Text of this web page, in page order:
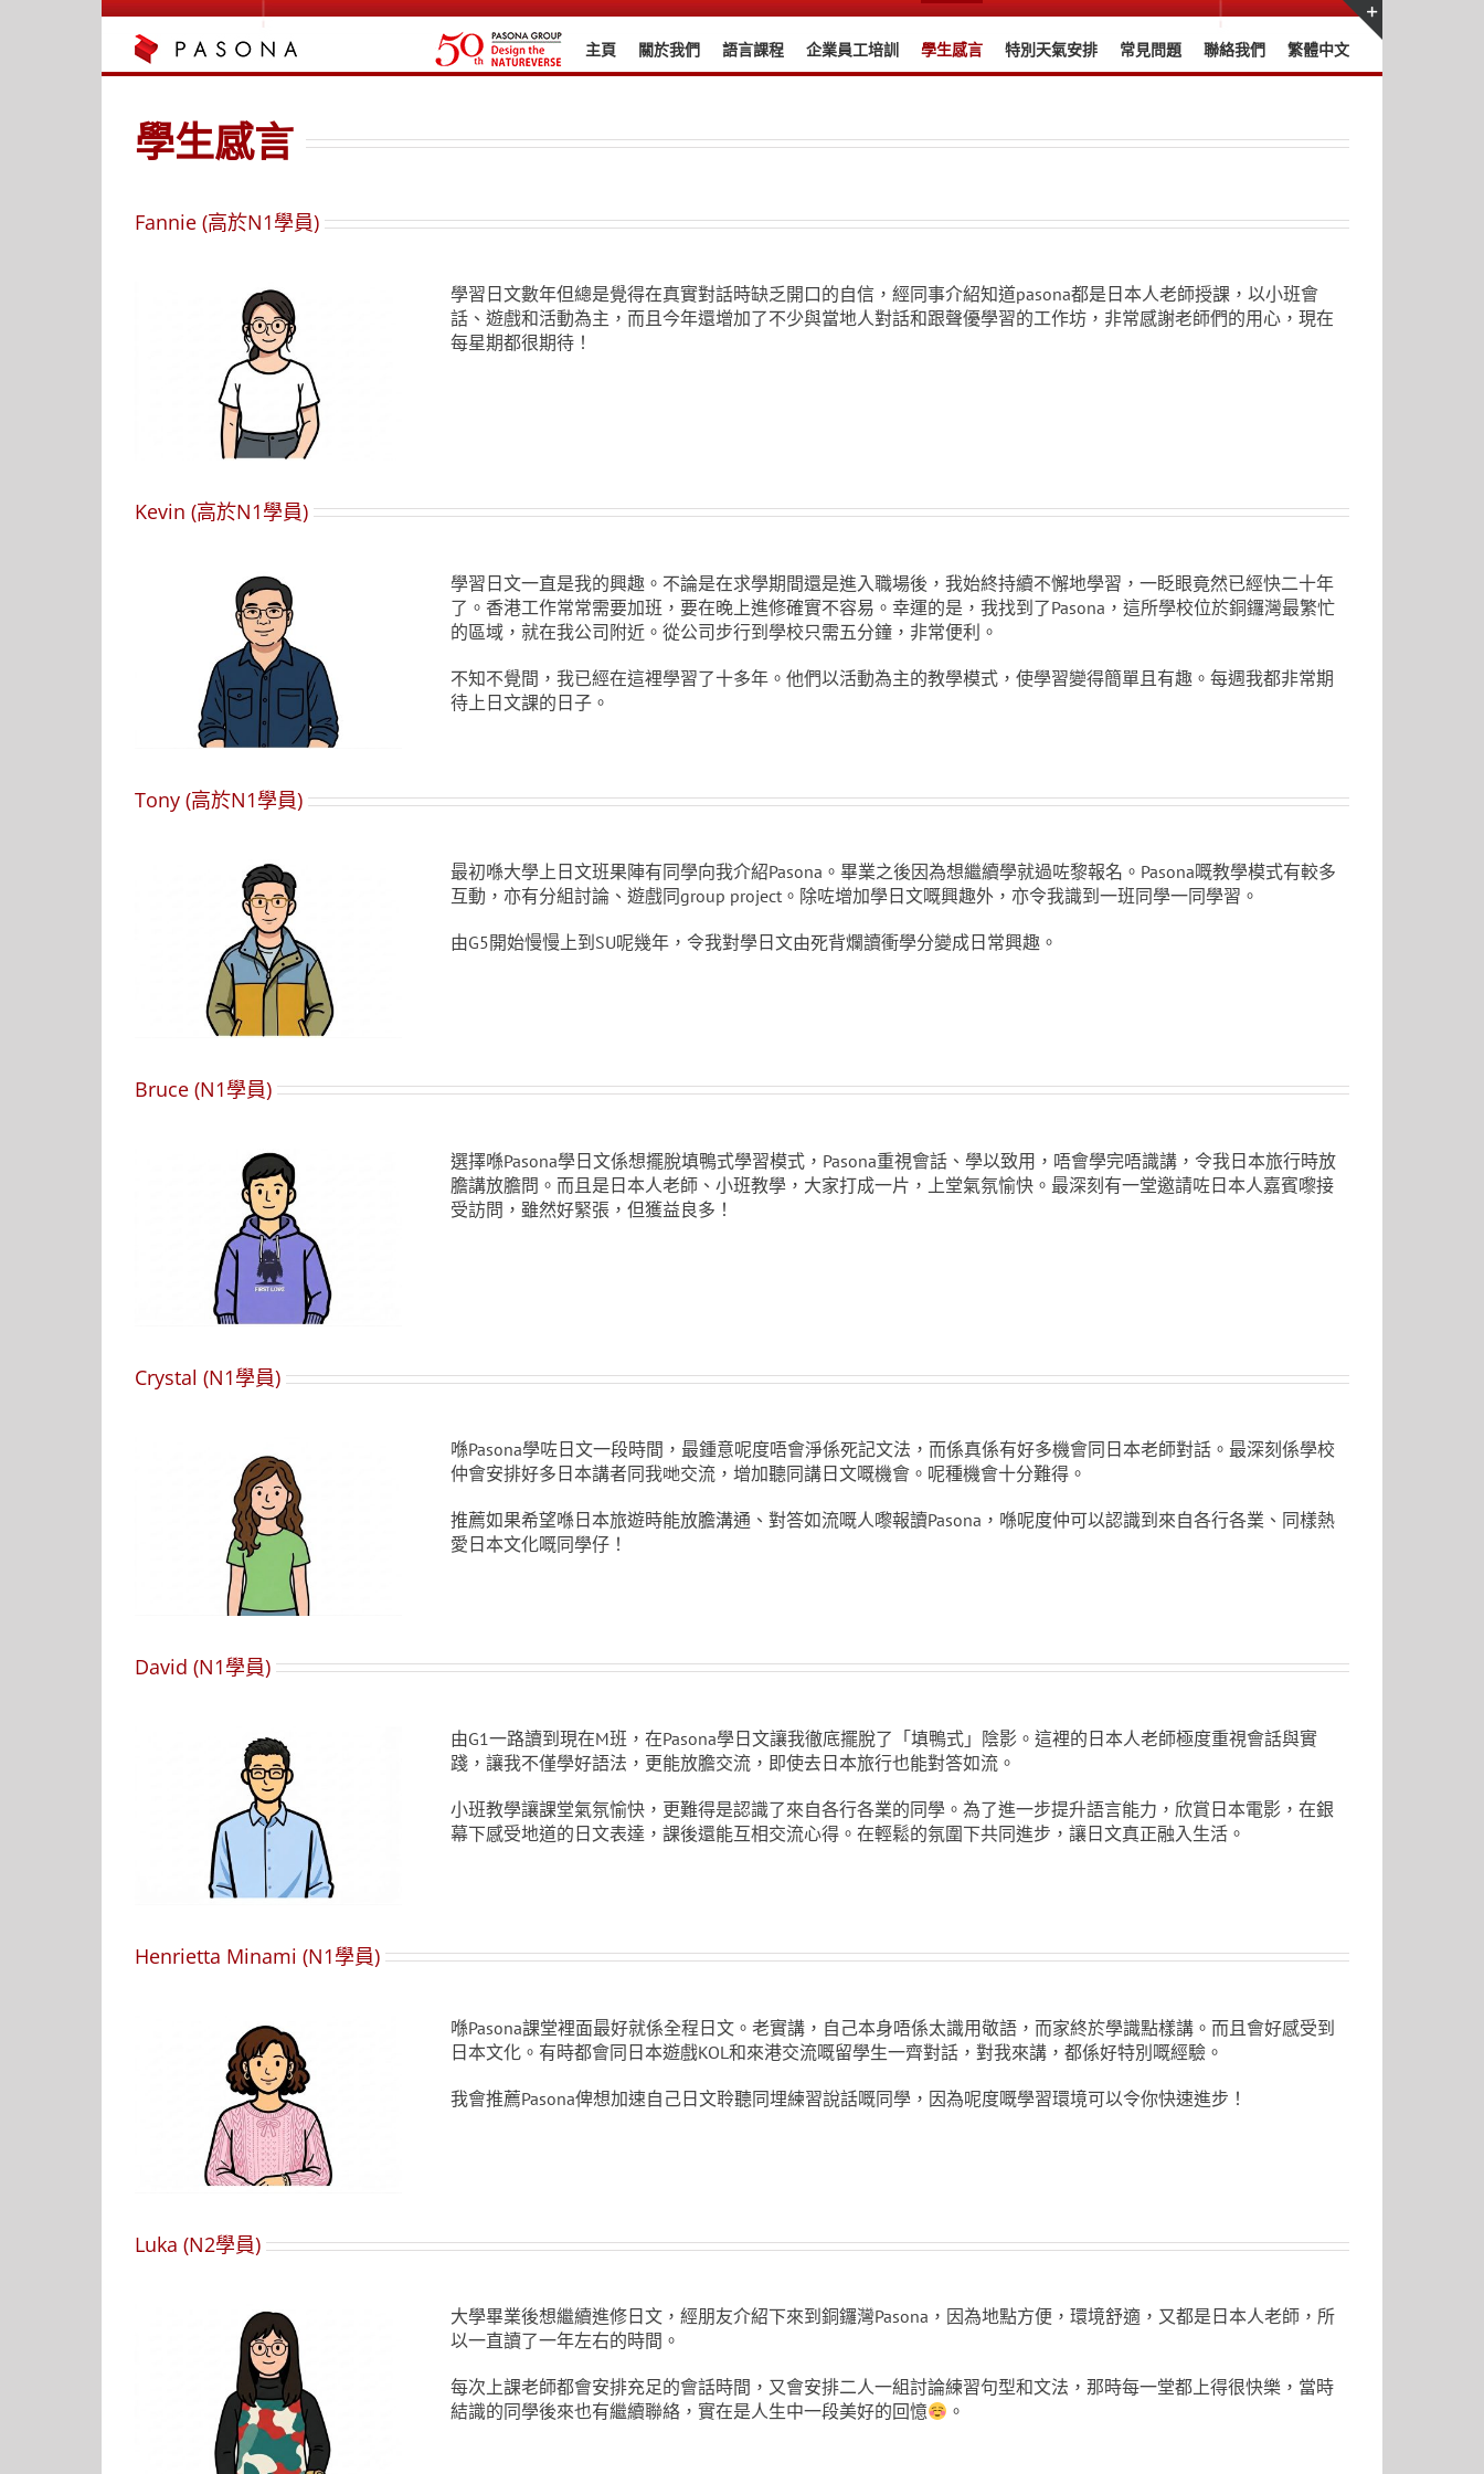
主頁 關於我們 語言課程 企業員工培訓 學生感言 特別天氣安排 常見問題 聯絡我們 繁體中文
學生感言
Fannie (高於N1學員)
學習日文數年但總是覺得在真實對話時缺乏開口的自信，經同事介紹知道pasona都是日本人老師授課，以小班會
話、遊戲和活動為主，而且今年還增加了不少與當地人對話和跟聲優學習的工作坊，非常感謝老師們的用心，現在
每星期都很期待！
Kevin (高於N1學員)
學習日文一直是我的興趣。不論是在求學期間還是進入職場後，我始終持續不懈地學習，一眨眼竟然已經快二十年
了。香港工作常常需要加班，要在晚上進修確實不容易。幸運的是，我找到了Pasona，這所學校位於銅鑼灣最繁忙
的區域，就在我公司附近。從公司步行到學校只需五分鐘，非常便利。
不知不覺間，我已經在這裡學習了十多年。他們以活動為主的教學模式，使學習變得簡單且有趣。每週我都非常期
待上日文課的日子。
Tony (高於N1學員)
最初喺大學上日文班果陣有同學向我介紹Pasona。畢業之後因為想繼續學就過咗黎報名。Pasona嘅教學模式有較多
互動，亦有分組討論、遊戲同group project。除咗增加學日文嘅興趣外，亦令我識到一班同學一同學習。
由G5開始慢慢上到SU呢幾年，令我對學日文由死背爛讀衝學分變成日常興趣。
Bruce (N1學員)
選擇喺Pasona學日文係想擺脫填鴨式學習模式，Pasona重視會話、學以致用，唔會學完唔識講，令我日本旅行時放
膽講放膽問。而且是日本人老師、小班教學，大家打成一片，上堂氣氛愉快。最深刻有一堂邀請咗日本人嘉賓嚟接
受訪問，雖然好緊張，但獲益良多！
Crystal (N1學員)
喺Pasona學咗日文一段時間，最鍾意呢度唔會淨係死記文法，而係真係有好多機會同日本老師對話。最深刻係學校
仲會安排好多日本講者同我哋交流，增加聽同講日文嘅機會。呢種機會十分難得。
推薦如果希望喺日本旅遊時能放膽溝通、對答如流嘅人嚟報讀Pasona，喺呢度仲可以認識到來自各行各業、同樣熱
愛日本文化嘅同學仔！
David (N1學員)
由G1一路讀到現在M班，在Pasona學日文讓我徹底擺脫了「填鴨式」陰影。這裡的日本人老師極度重視會話與實
踐，讓我不僅學好語法，更能放膽交流，即使去日本旅行也能對答如流。
小班教學讓課堂氣氛愉快，更難得是認識了來自各行各業的同學。為了進一步提升語言能力，欣賞日本電影，在銀
幕下感受地道的日文表達，課後還能互相交流心得。在輕鬆的氛圍下共同進步，讓日文真正融入生活。
Henrietta Minami (N1學員)
喺Pasona課堂裡面最好就係全程日文。老實講，自己本身唔係太識用敬語，而家終於學識點樣講。而且會好感受到
日本文化。有時都會同日本遊戲KOL和來港交流嘅留學生一齊對話，對我來講，都係好特別嘅經驗。
我會推薦Pasona俾想加速自己日文聆聽同埋練習說話嘅同學，因為呢度嘅學習環境可以令你快速進步！
Luka (N2學員)
大學畢業後想繼續進修日文，經朋友介紹下來到銅鑼灣Pasona，因為地點方便，環境舒適，又都是日本人老師，所
以一直讀了一年左右的時間。
每次上課老師都會安排充足的會話時間，又會安排二人一組討論練習句型和文法，那時每一堂都上得很快樂，當時
結識的同學後來也有繼續聯絡，實在是人生中一段美好的回憶
。
Sliding